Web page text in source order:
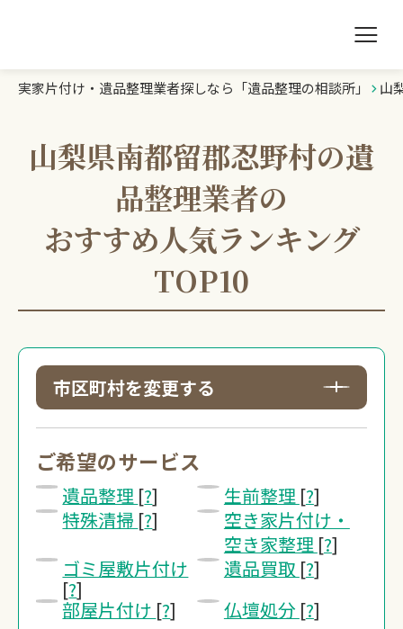
0120-20-1349
受付 8:30～17:30
無料・24時間受付
Webで無料見積りする
遺品整理の相談所TOP
業者を探す
ランキング
初めての方へ
豆知識
お急ぎの方はこちら
実家片付け・遺品整理業者探しなら「遺品整理の相談所」 山
山梨県南都留郡忍野村の遺
品整理業者の
おすすめ人気ランキング
TOP10
市区町村を変更する
ご希望のサービス
遺品整理 [?] 生前整理 [?]
特殊清掃 [?]
空き家片付け・
空き家整理 [?]
ゴミ屋敷片付け
[?]
遺品買取 [?]
部屋片付け [?] 仏壇処分 [?]